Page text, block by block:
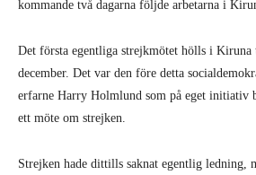
kommande två dagarna följde arbetarna i
Det första egentliga strejkmötet hölls i Kiruna
december. Det var den före detta
erfarne Harry Holmlund som på eget initiativ
ett möte om strejken.
Strejken hade dittills saknat egentlig ledning,